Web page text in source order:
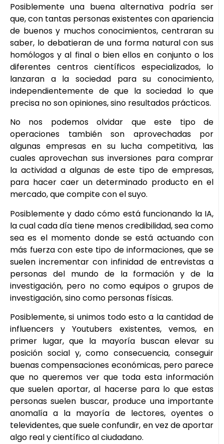
Posiblemente una buena alternativa podría ser
que, con tantas personas existentes con apariencia
de buenos y muchos conocimientos, centraran su
saber, lo debatieran de una forma natural con sus
homólogos y al final o bien ellos en conjunto o los
diferentes centros científicos especializados, lo
lanzaran a la sociedad para su conocimiento,
independientemente de que la sociedad lo que
precisa no son opiniones, sino resultados prácticos.
No nos podemos olvidar que este tipo de
operaciones también son aprovechadas por
algunas empresas en su lucha competitiva, las
cuales aprovechan sus inversiones para comprar
la actividad a algunas de este tipo de empresas,
para hacer caer un determinado producto en el
mercado, que compite con el suyo.
Posiblemente y dado cómo está funcionando la IA,
la cual cada día tiene menos credibilidad, sea como
sea es el momento donde se está actuando con
más fuerza con este tipo de informaciones, que se
suelen incrementar con infinidad de entrevistas a
personas del mundo de la formación y de la
investigación, pero no como equipos o grupos de
investigación, sino como personas físicas.
Posiblemente, si unimos todo esto a la cantidad de
influencers y Youtubers existentes, vemos, en
primer lugar, que la mayoría buscan elevar su
posición social y, como consecuencia, conseguir
buenas compensaciones económicas, pero parece
que no queremos ver que toda esta información
que suelen aportar, al hacerse para lo que estas
personas suelen buscar, produce una importante
anomalía a la mayoría de lectores, oyentes o
televidentes, que suele confundir, en vez de aportar
algo real y científico al ciudadano.